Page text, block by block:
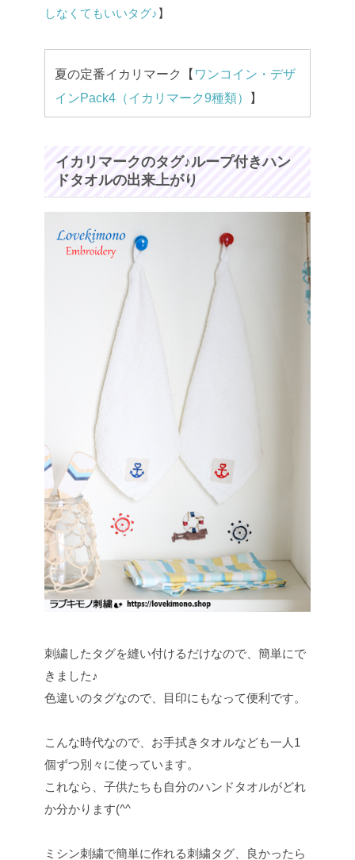
しなくてもいいタグ♪ 】
夏の定番イカリマーク【 ワンコイン・デザ
インPack4（イカリマーク9種類）
】
イカリマークのタグ♪ループ付きハン
ドタオルの出来上がり
刺繍したタグを縫い付けるだけなので、簡単にで
きました♪
色違いのタグなので、目印にもなって便利です。
こんな時代なので、お手拭きタオルなども一人1
個ずつ別々に使っています。
これなら、子供たちも自分のハンドタオルがどれ
か分かります(^^
ミシン刺繍で簡単に作れる刺繍タグ、良かったら